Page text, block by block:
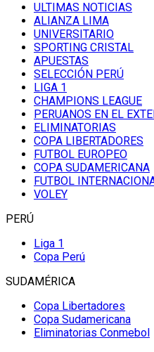
ULTIMAS NOTICIAS
ALIANZA LIMA
UNIVERSITARIO
SPORTING CRISTAL
APUESTAS
SELECCIÓN PERÚ
LIGA 1
CHAMPIONS LEAGUE
PERUANOS EN EL
ELIMINATORIAS
COPA LIBERTADORES
FUTBOL EUROPEO
COPA SUDAMERICANA
FUTBOL
VOLEY
PERÚ
Liga 1
Copa Perú
SUDAMÉRICA
Copa Libertadores
Copa Sudamericana
Eliminatorias Conmebol